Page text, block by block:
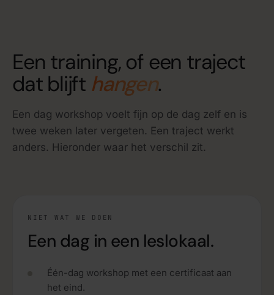
Een training, of een traject
dat blijft hangen.
Een dag workshop voelt fijn op de dag zelf en is
twee weken later vergeten. Een traject werkt
anders. Hieronder waar het verschil zit.
NIET WAT WE DOEN
Een dag in een leslokaal.
Één-dag workshop met een certificaat aan
het eind.